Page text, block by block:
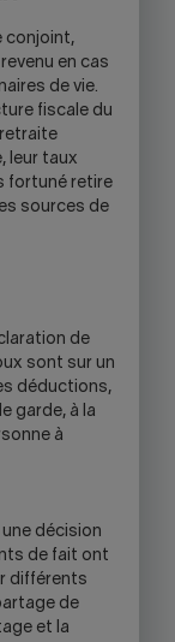
conjoint,
en cas
de vie.
fiscale du
leur taux
fortuné retire
sources de
de
sont sur un
déductions,
garde, à la
à
décision
de fait ont
différents
de
et la